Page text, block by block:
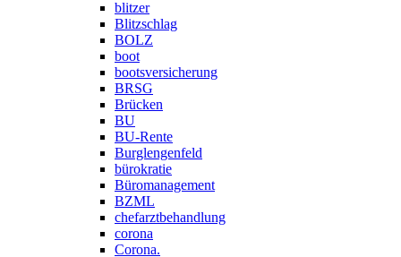
blitzer
Blitzschlag
BOLZ
boot
bootsversicherung
BRSG
Brücken
BU
BU-Rente
Burglengenfeld
bürokratie
Büromanagement
BZML
chefarztbehandlung
corona
Corona.